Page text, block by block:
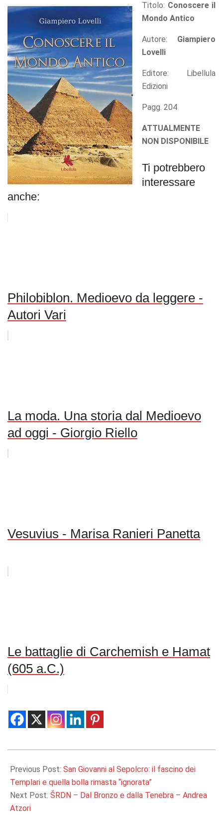
Titolo: Conoscere il
Mondo Antico
Autore: Giampiero
Lovelli
Editore: Libellula
Edizioni
Pagg. 204
ATTUALMENTE
NON DISPONIBILE
Ti potrebbero
interessare
anche:
Philobiblon. Medioevo da leggere -
Autori Vari
La moda. Una storia dal Medioevo
ad oggi - Giorgio Riello
Vesuvius - Marisa Ranieri Panetta
Le battaglie di Carchemish e Hamat
(605 a.C.)
10-
15
Previous Post: San Giovanni al Sepolcro: il fascino dei
Templari e quella bolla rimasta “ignorata”
Next Post: ŠRDN – Dal Bronzo e dalla Tenebra – Andrea
Atzori